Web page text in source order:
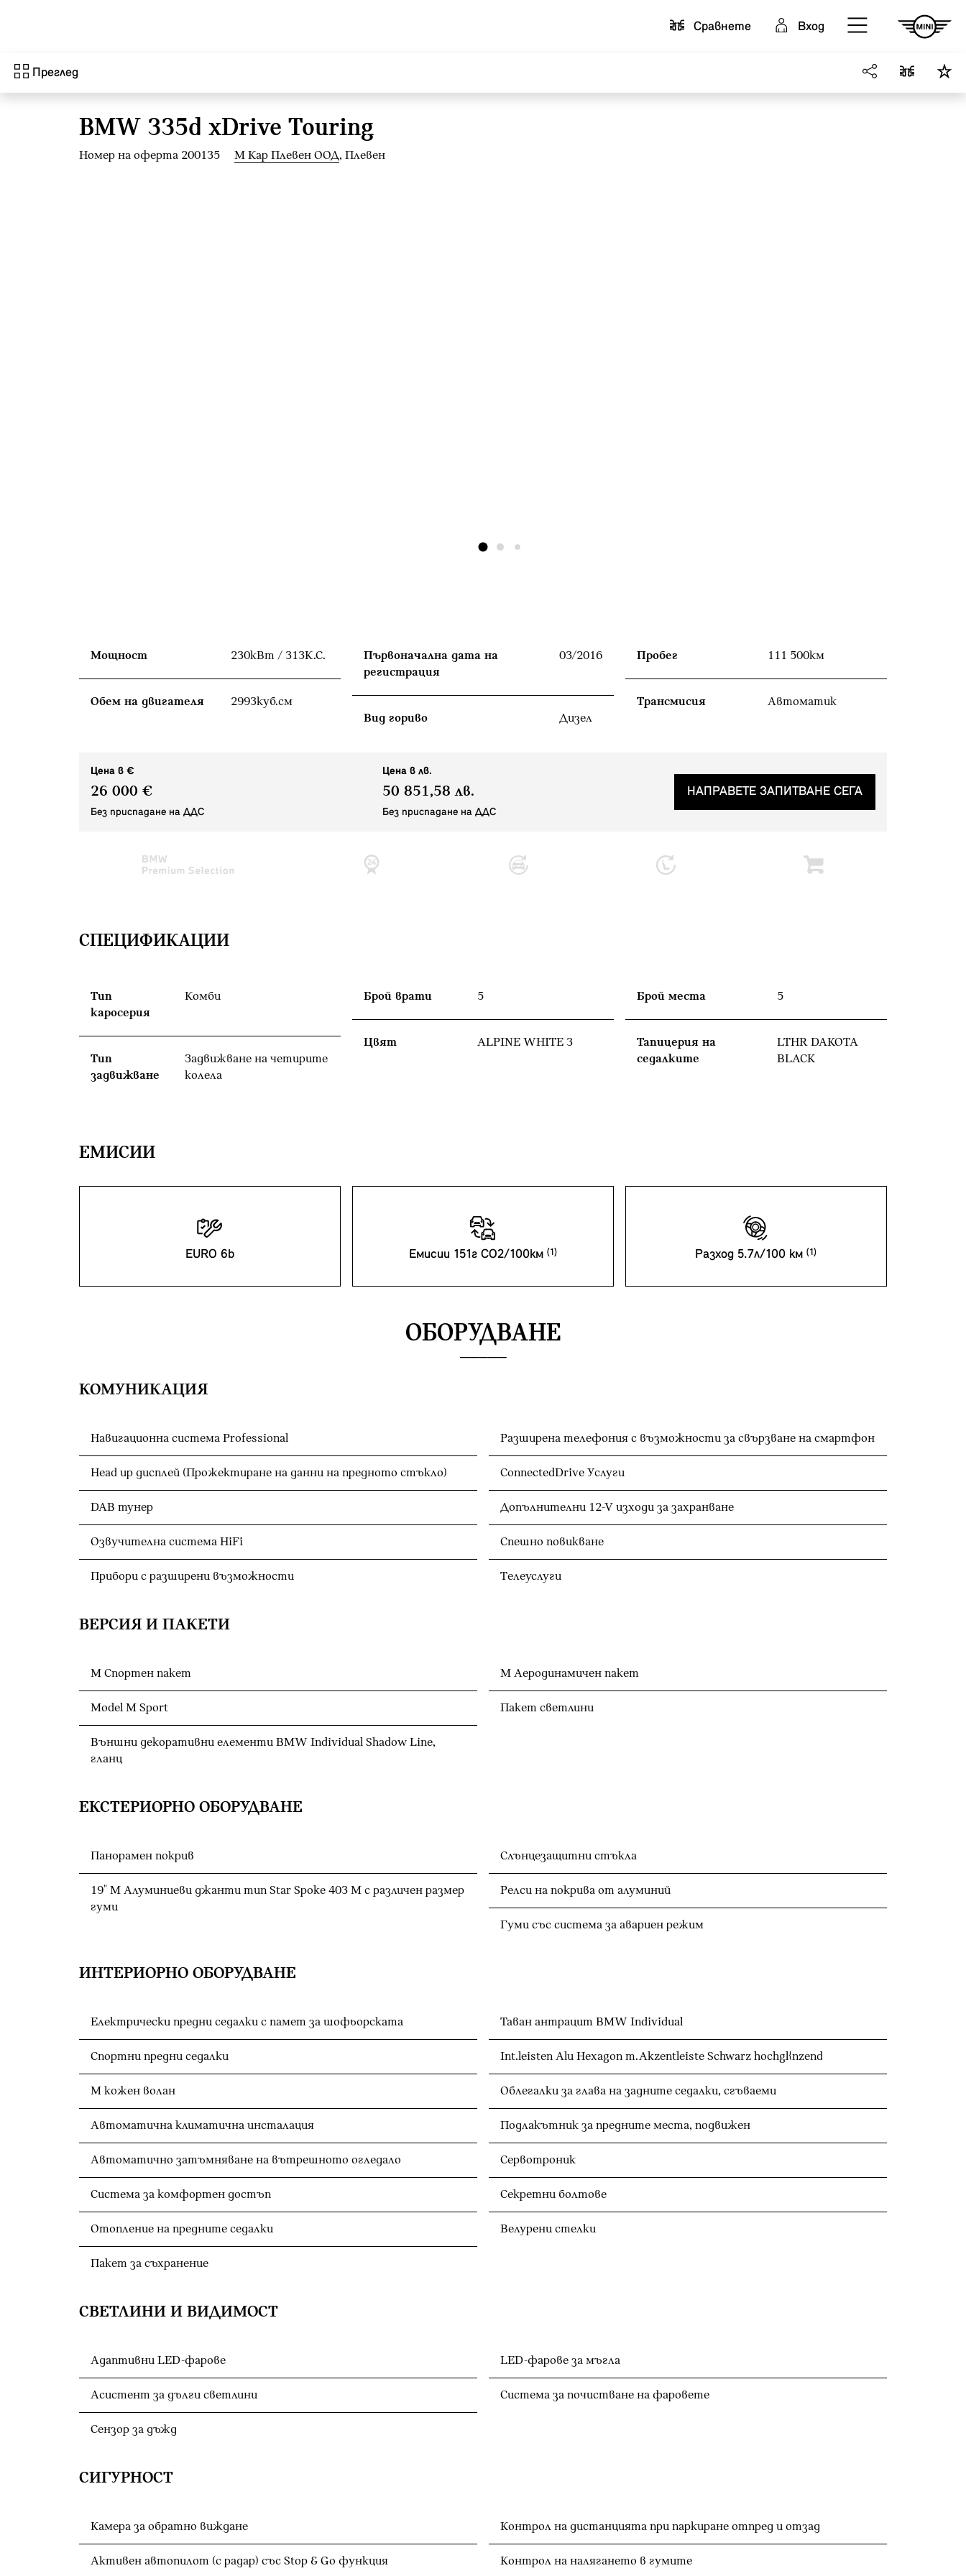
Cравнете
Вход
Преглед
BMW 335d xDrive Touring
Номер на оферта 200135 М Кар Плевен ООД, Плевен
Мощност 230кВт / 313К.С.
Обем на двигателя 2993куб.cм
Първоначална дата на
регистрация
03/2016
Вид гориво Дизел
Пробег 111 500км
Tрансмисия Автоматик
Цена в €
26 000 €
Без приспадане на ДДС
Цена в лв.
50 851,58 лв.
Без приспадане на ДДС
НАПРАВЕТЕ ЗАПИТВАНЕ СЕГА
СПЕЦИФИКАЦИИ
Тип
каросерия
Комби
Тип
задвижване
Задвижване на четирите
колела
Брой врати 5
Цвят ALPINE WHITE 3
Брой места 5
Тапицерия на
седалките
LTHR DAKOTA
BLACK
EМИСИИ
EURO 6b Емисии 151г CO2/100км Разход 5.7л/100 км
ОБОРУДВАНЕ
КОМУНИКАЦИЯ
Навигационна система Professional
Head up дисплей (Прожектиране на данни на предното стъкло)
DAB тунер
Озвучителна система HiFi
Прибори с разширени възможности
Разширена телефония с възможности за свързване на смартфон
ConnectedDrive Услуги
Допълнителни 12-V изходи за захранване
Спешно повикване
Телеуслуги
ВЕРСИЯ И ПАКЕТИ
М Спортен пакет
Model M Sport
Външни декоративни елементи BMW Individual Shadow Line,
гланц
М Аеродинамичен пакет
Пакет светлини
ЕКСТЕРИОРНО ОБОРУДВАНЕ
Панорамен покрив
19" M Алуминиеви джанти тип Star Spoke 403 M с различен размер
гуми
Слънцезащитни стъкла
Релси на покрива от алуминий
Гуми със система за авариен режим
ИНТЕРИОРНО ОБОРУДВАНЕ
Електрически предни седалки с памет за шофьорската
Спортни предни седалки
M кожен волан
Автоматична климатична инсталация
Автоматично затъмняване на вътрешното огледало
Система за комфортен достъп
Отопление на предните седалки
Пакет за съхранение
Таван антрацит BMW Individual
Int.leisten Alu Hexagon m.Akzentleiste Schwarz hochgl{nzend
Облегалки за глава на задните седалки, сгъваеми
Подлакътник за предните места, подвижен
Сервотроник
Секретни болтове
Велурени стелки
СВЕТЛИНИ И ВИДИМОСТ
Адаптивни LED-фарове
Асистент за дълги светлини
Сензор за дъжд
LED-фарове за мъгла
Система за почистване на фаровете
СИГУРНОСТ
Камера за обратно виждане
Активен автопилот (с радар) със Stop & Go функция
Контрол на дистанцията при паркиране отпред и отзад
Контрол на налягането в гумите